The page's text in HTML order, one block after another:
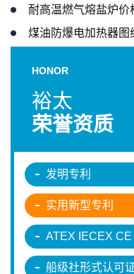
耐高温燃气熔盐炉价
煤油防爆电加热器图
HONOR
裕太
荣誉资质
发明专利
实用新型专利
ATEX IECEX CE
船级社形式认可